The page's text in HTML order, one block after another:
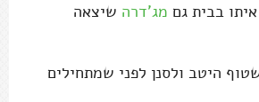
בבית גם מג'דרה שיצאה
היטב ולסנן לפני שמתחילים